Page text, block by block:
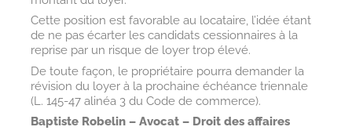
Cette position est favorable au locataire, l’idée étant
de ne pas écarter les candidats cessionnaires à la
reprise par un risque de loyer trop élevé.
De toute façon, le propriétaire pourra demander la
révision du loyer à la prochaine échéance triennale
(L. 145-47 alinéa 3 du Code de commerce).
Baptiste Robelin – Avocat – Droit des affaires